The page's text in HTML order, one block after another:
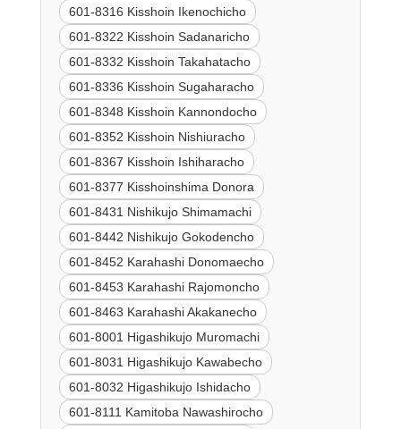
601-8316 Kisshoin Ikenochicho
601-8322 Kisshoin Sadanaricho
601-8332 Kisshoin Takahatacho
601-8336 Kisshoin Sugaharacho
601-8348 Kisshoin Kannondocho
601-8352 Kisshoin Nishiuracho
601-8367 Kisshoin Ishiharacho
601-8377 Kisshoinshima Donora
601-8431 Nishikujo Shimamachi
601-8442 Nishikujo Gokodencho
601-8452 Karahashi Donomaecho
601-8453 Karahashi Rajomoncho
601-8463 Karahashi Akakanecho
601-8001 Higashikujo Muromachi
601-8031 Higashikujo Kawabecho
601-8032 Higashikujo Ishidacho
601-8111 Kamitoba Nawashirocho